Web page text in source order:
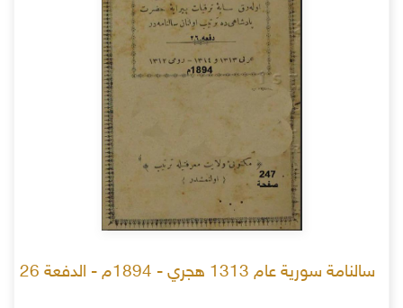
سالنامة سورية عام 1313 هجري - 1894م - الدفعة 26